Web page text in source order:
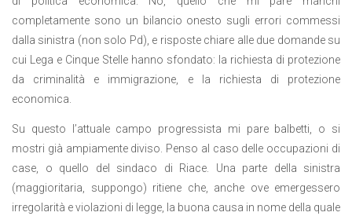
completamente sono un bilancio onesto sugli errori commessi
dalla sinistra (non solo Pd), e risposte chiare alle due domande su
cui Lega e Cinque Stelle hanno sfondato: la richiesta di protezione
da criminalità e immigrazione, e la richiesta di protezione
economica.
Su questo l’attuale campo progressista mi pare balbetti, o si
mostri già ampiamente diviso. Penso al caso delle occupazioni di
case, o quello del sindaco di Riace. Una parte della sinistra
(maggioritaria, suppongo) ritiene che, anche ove emergessero
irregolarità e violazioni di legge, la buona causa in nome della quale